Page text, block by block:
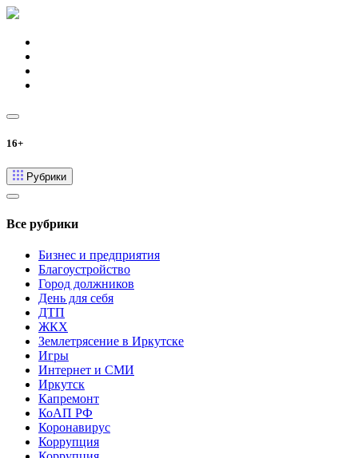
16+
Рубрики
Все рубрики
Бизнес и предприятия
Благоустройство
Город должников
День для себя
ДТП
ЖКХ
Землетрясение в Иркутске
Игры
Интернет и СМИ
Иркутск
Капремонт
КоАП РФ
Коронавирус
Коррупция